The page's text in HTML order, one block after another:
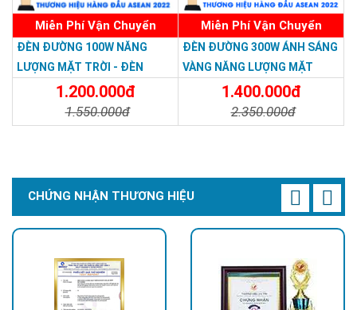
Miễn Phí Vận Chuyển
ĐÈN ĐƯỜNG 100W NĂNG
LƯỢNG MẶT TRỜI - ĐÈN
ĐƯỜNG NĂNG LƯỢNG MẶT
TRỜI 100W GIÁ RẺ - Solar
Light 100W
1.200.000đ
1.550.000đ
Miễn Phí Vận Chuyển
ĐÈN ĐƯỜNG 300W ÁNH SÁNG
VÀNG NĂNG LƯỢNG MẶT
TRỜI - Solar Light 300W
1.400.000đ
2.350.000đ
CHỨNG NHẬN THƯƠNG HIỆU